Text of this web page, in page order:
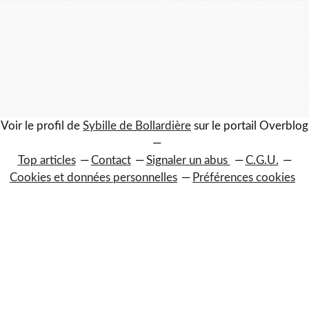
Voir le profil de Sybille de Bollardière sur le portail Overblog
Top articles Contact Signaler un abus
C.G.U.
Cookies et données personnelles
Préférences cookies